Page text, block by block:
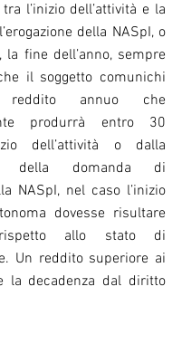
l’inizio dell’attività e la
della NASpI, o
la fine dell’anno, sempre
il soggetto comunichi
reddito annuo che
produrrà entro 30
dell’attività o dalla
della domanda di
NASpI, nel caso l’inizio
dovesse risultare
rispetto allo stato di
Un reddito superiore ai
la decadenza dal diritto